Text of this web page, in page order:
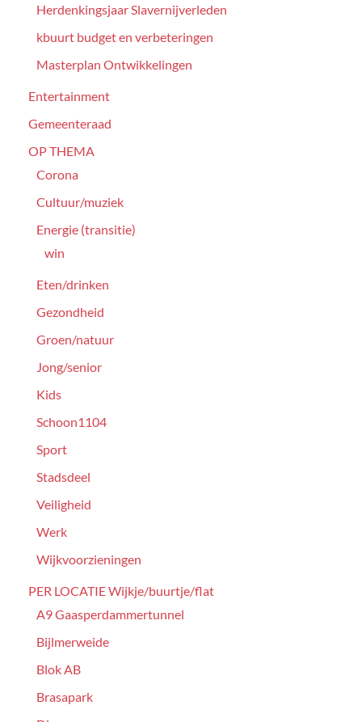
Herdenkingsjaar Slavernijverleden
kbuurt budget en verbeteringen
Masterplan Ontwikkelingen
Entertainment
Gemeenteraad
OP THEMA
Corona
Cultuur/muziek
Energie (transitie)
win
Eten/drinken
Gezondheid
Groen/natuur
Jong/senior
Kids
Schoon1104
Sport
Stadsdeel
Veiligheid
Werk
Wijkvoorzieningen
PER LOCATIE Wijkje/buurtje/flat
A9 Gaasperdammertunnel
Bijlmerweide
Blok AB
Brasapark